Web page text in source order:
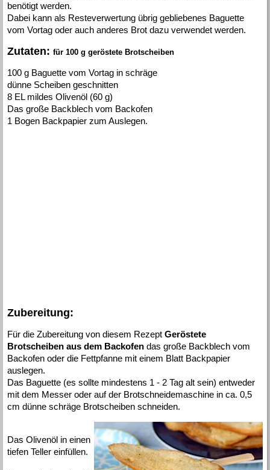
benötigt werden.
Dabei kann als Resteverwertung übrig gebliebenes Baguette
vom Vortag oder auch anderes Brot dazu verwendet werden.
Zutaten: für 100 g geröstete Brotscheiben
100 g Baguette vom Vortag in schräge
dünne Scheiben geschnitten
8 EL mildes Olivenöl (60 g)
Das große Backblech vom Backofen
1 Bogen Backpapier zum Auslegen.
Zubereitung:
Für die Zubereitung von diesem Rezept Geröstete
Brotscheiben aus dem Backofen das große Backblech vom
Backofen oder die Fettpfanne mit einem Blatt Backpapier
auslegen.
Das Baguette (es sollte mindestens 1 - 2 Tag alt sein) entweder
mit dem Messer oder auf der Brotschneidemaschine in ca. 0,5
cm dünne schräge Brotscheiben schneiden.
Das Olivenöl in einen
tiefen Teller einfüllen.